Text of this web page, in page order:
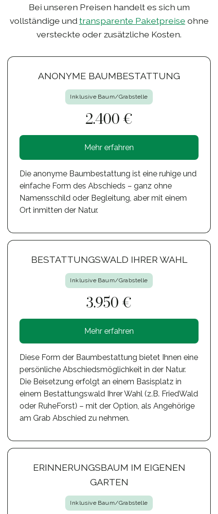
Bei unseren Preisen handelt es sich um
vollständige und transparente Paketpreise ohne
versteckte oder zusätzliche Kosten.
ANONYME BAUMBESTATTUNG
Inklusive Baum/Grabstelle
2.400 €
Mehr erfahren
Die anonyme Baumbestattung ist eine ruhige und
einfache Form des Abschieds – ganz ohne
Namensschild oder Begleitung, aber mit einem
Ort inmitten der Natur.
BESTATTUNGSWALD IHRER WAHL
Inklusive Baum/Grabstelle
3.950 €
Mehr erfahren
Diese Form der Baumbestattung bietet Ihnen eine
persönliche Abschiedsmöglichkeit in der Natur.
Die Beisetzung erfolgt an einem Basisplatz in
einem Bestattungswald Ihrer Wahl (z.B. FriedWald
oder RuheForst) – mit der Option, als Angehörige
am Grab Abschied zu nehmen.
ERINNERUNGSBAUM IM EIGENEN
GARTEN
Inklusive Baum/Grabstelle